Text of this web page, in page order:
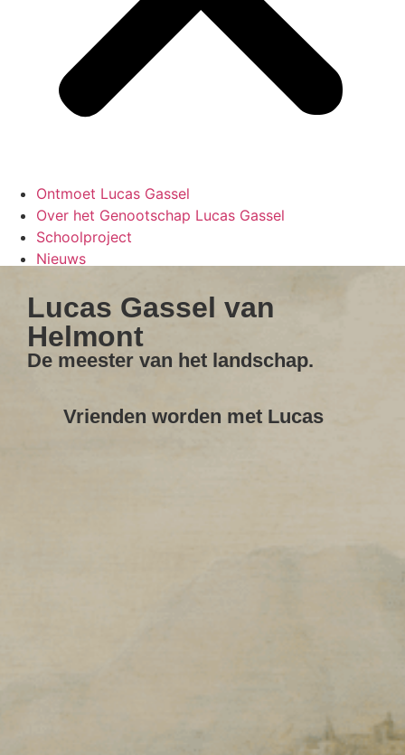
Ontmoet Lucas Gassel
Over het Genootschap Lucas Gassel
Schoolproject
Nieuws
Terugblik Lucas Gasseljaar 2020
Contact
Lucas Gassel van
Helmont
De meester van het landschap.
Vrienden worden met Lucas